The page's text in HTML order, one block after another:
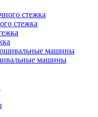
стежка
машины